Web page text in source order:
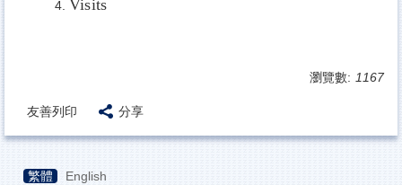
Visits
瀏覽數: 1167
友善列印 分享
繁體 English